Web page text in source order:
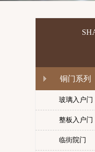
铜门系列
玻璃入户门
整板入户门
临街院门